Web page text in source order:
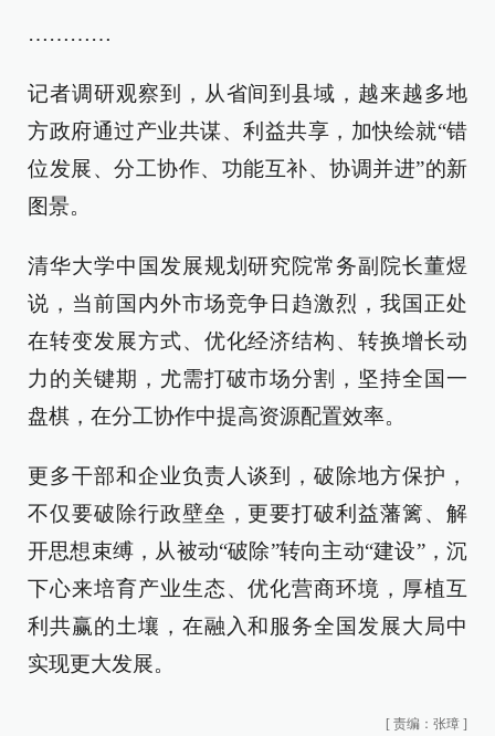
…………
记者调研观察到，从省间到县域，越来越多地
方政府通过产业共谋、利益共享，加快绘就“错
位发展、分工协作、功能互补、协调并进”的新
图景。
清华大学中国发展规划研究院常务副院长董煜
说，当前国内外市场竞争日趋激烈，我国正处
在转变发展方式、优化经济结构、转换增长动
力的关键期，尤需打破市场分割，坚持全国一
盘棋，在分工协作中提高资源配置效率。
更多干部和企业负责人谈到，破除地方保护，
不仅要破除行政壁垒，更要打破利益藩篱、解
开思想束缚，从被动“破除”转向主动“建设”，沉
下心来培育产业生态、优化营商环境，厚植互
利共赢的土壤，在融入和服务全国发展大局中
实现更大发展。
[ 责编：张璋 ]